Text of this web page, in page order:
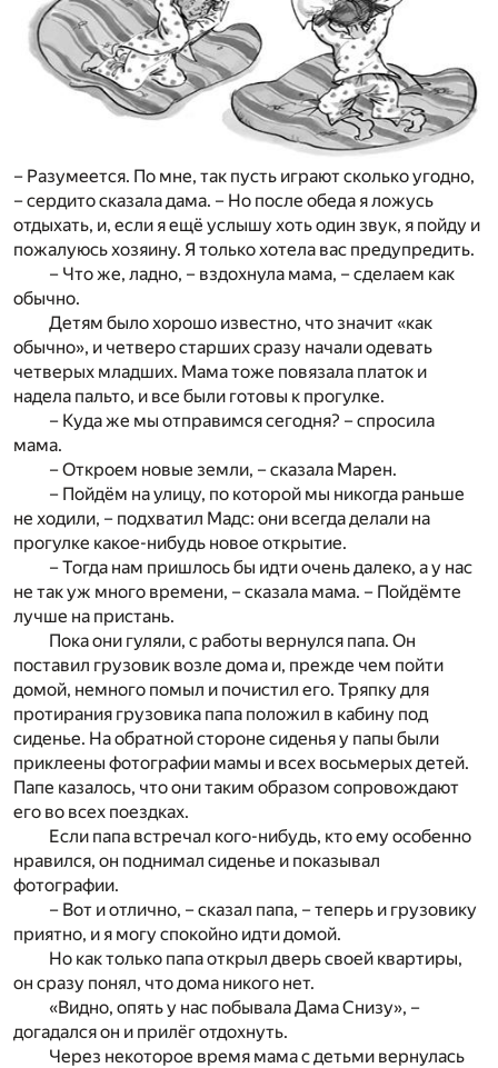
– Разумеется. По мне, так пусть играют сколько угодно,
– сердито сказала дама. – Но после обеда я ложусь
отдыхать, и, если я ещё услышу хоть один звук, я пойду и
пожалуюсь хозяину. Я только хотела вас предупредить.
– Что же, ладно, – вздохнула мама, – сделаем как
обычно.
Детям было хорошо известно, что значит «как
обычно», и четверо старших сразу начали одевать
четверых младших. Мама тоже повязала платок и
надела пальто, и все были готовы к прогулке.
– Куда же мы отправимся сегодня? – спросила
мама.
– Откроем новые земли, – сказала Марен.
– Пойдём на улицу, по которой мы никогда раньше
не ходили, – подхватил Мадс: они всегда делали на
прогулке какое-нибудь новое открытие.
– Тогда нам пришлось бы идти очень далеко, а у нас
не так уж много времени, – сказала мама. – Пойдёмте
лучше на пристань.
Пока они гуляли, с работы вернулся папа. Он
поставил грузовик возле дома и, прежде чем пойти
домой, немного помыл и почистил его. Тряпку для
протирания грузовика папа положил в кабину под
сиденье. На обратной стороне сиденья у папы были
приклеены фотографии мамы и всех восьмерых детей.
Папе казалось, что они таким образом сопровождают
его во всех поездках.
Если папа встречал кого-нибудь, кто ему особенно
нравился, он поднимал сиденье и показывал
фотографии.
– Вот и отлично, – сказал папа, – теперь и грузовику
приятно, и я могу спокойно идти домой.
Но как только папа открыл дверь своей квартиры,
он сразу понял, что дома никого нет.
«Видно, опять у нас побывала Дама Снизу», –
догадался он и прилёг отдохнуть.
Через некоторое время мама с детьми вернулась